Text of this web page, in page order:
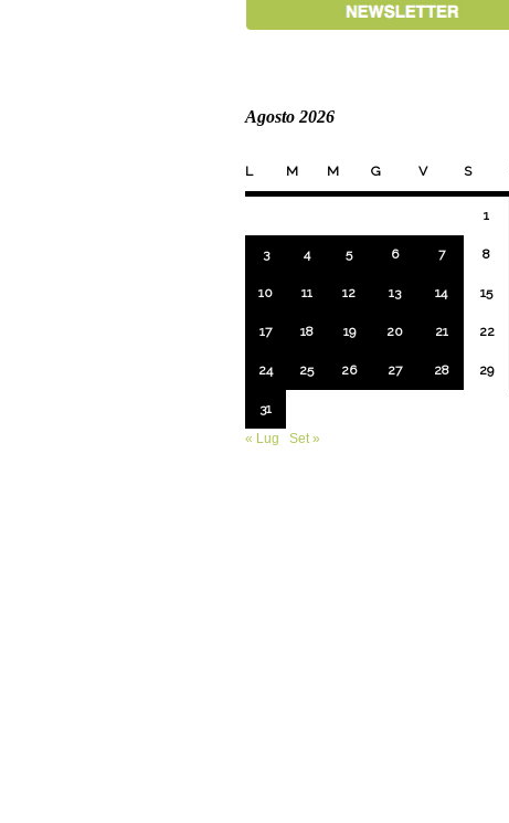
Agosto 2026
L M M G V S
1
3 4 5 6 7 8
10 11 12 13 14 15
17 18 19 20 21 22
24 25 26 27 28 29
31
« Lug
Set »